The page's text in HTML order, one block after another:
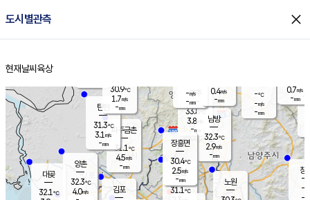
도시별관측 close
홈
현재날씨 육상
양주
33.8℃
3.8
-mm
파주금촌
31.1℃
4.5m/s
-mm
-℃
-m/s
-mm
대곶
32.1℃
창
-
-m/
탄현
31.3℃
3.1 m/s
-mm
0.7m/s
-mm
김포
양촌
32.3℃
4.0m/s
은평
31.1℃
노원
남방
32.3℃
2.9m/s
-mm
장흥면
30.4℃
2.5m/s
-mm
-m/s
-mm
30.9℃
1.7m/s
-mm
0.4m/s
-mm